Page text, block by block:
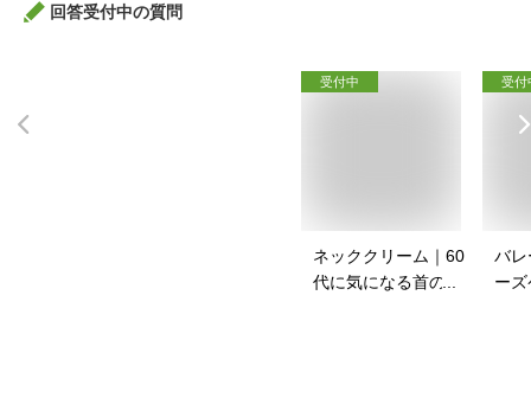
回答受付中の質問
受付中
ネッククリーム｜60
代に気になる首のシ
受付
バレ
ー